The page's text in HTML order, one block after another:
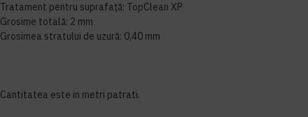
Tratament pentru suprafață: TopClean XP
Grosime totală: 2 mm
Grosimea stratului de uzură: 0,40 mm
Cantitatea este in metri patrati.